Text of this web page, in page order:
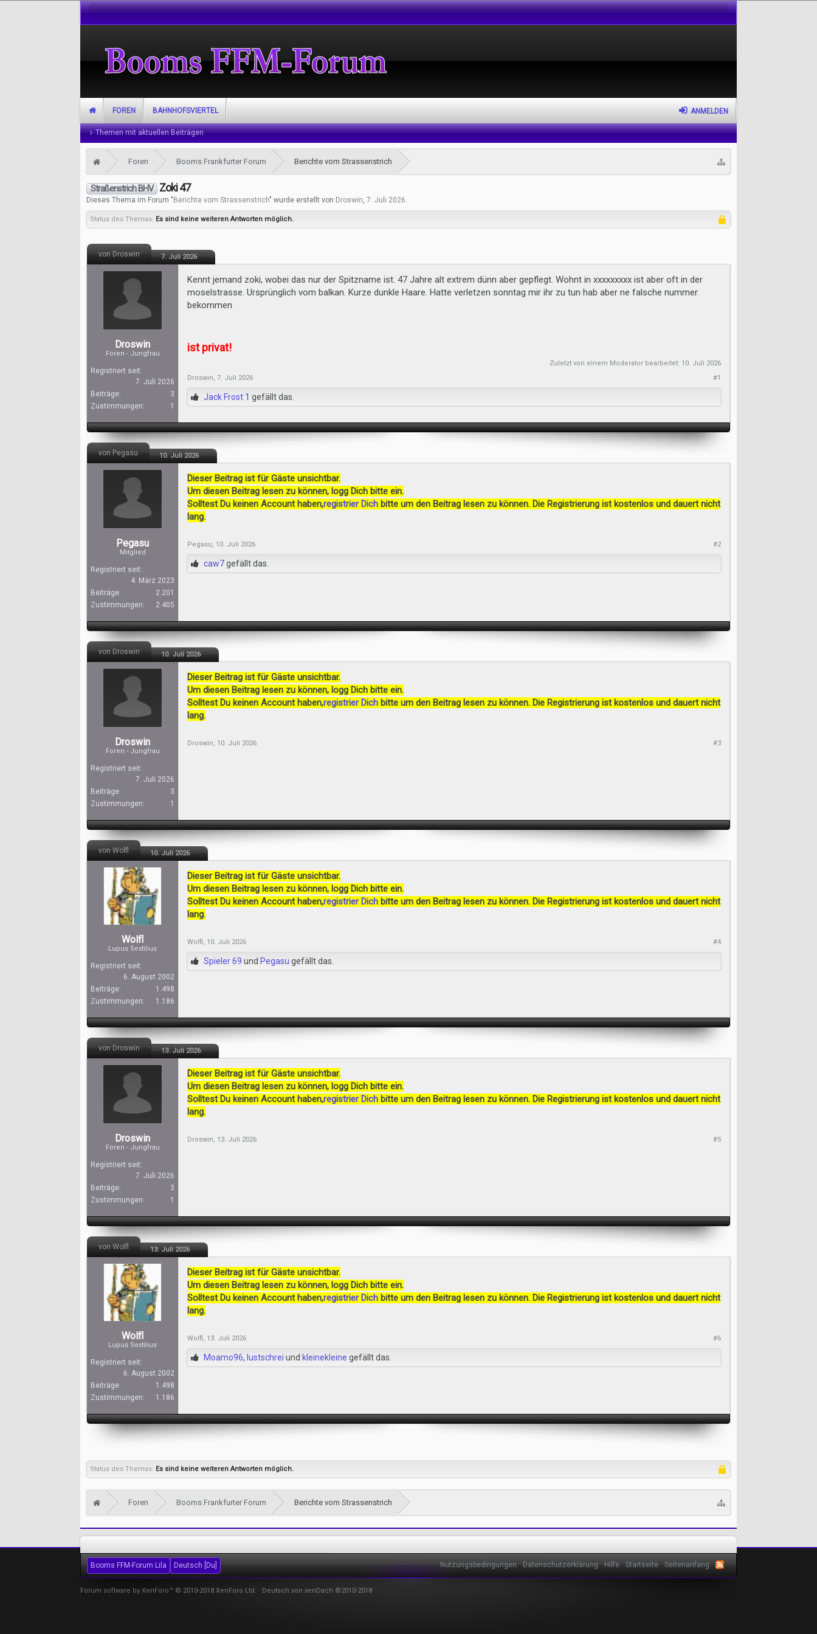
Foren Booms Frankfurter Forum Berichte vom Strassenstrich
Straßenstrich BHV Zoki 47
Dieses Thema im Forum " Berichte vom Strassenstrich" wurde erstellt von Droswin, 7. Juli 2026.
Status des Themas: Es sind keine weiteren Antworten möglich.
von Droswin 7. Juli 2026
Droswin
Foren - Jungfrau
Registriert seit:
7. Juli 2026
Beiträge:
3
Zustimmungen:
1
Kennt jemand zoki, wobei das nur der Spitzname ist. 47 Jahre alt extrem dünn aber gepflegt. Wohnt in xxxxxxxxx ist aber oft in der
moselstrasse. Ursprünglich vom balkan. Kurze dunkle Haare. Hatte verletzen sonntag mir ihr zu tun hab aber ne falsche nummer
bekommen
ist privat!
Zuletzt von einem Moderator bearbeitet: 10. Juli 2026
Droswin, 7. Juli 2026 #1
Jack Frost 1 gefällt das.
von Pegasu 10. Juli 2026
Pegasu
Mitglied
Registriert seit:
4. März 2023
Beiträge:
2.201
Zustimmungen:
2.405
Dieser Beitrag ist für Gäste unsichtbar.
Um diesen Beitrag lesen zu können, logg Dich bitte ein.
Solltest Du keinen Account haben,registrier Dich bitte um den Beitrag lesen zu können. Die Registrierung ist kostenlos und dauert nicht
lang.
Pegasu, 10. Juli 2026 #2
caw7gefällt das.
von Droswin 10. Juli 2026
Droswin
Foren - Jungfrau
Registriert seit:
7. Juli 2026
Beiträge:
3
Zustimmungen:
1
Dieser Beitrag ist für Gäste unsichtbar.
Um diesen Beitrag lesen zu können, logg Dich bitte ein.
Solltest Du keinen Account haben,registrier Dich bitte um den Beitrag lesen zu können. Die Registrierung ist kostenlos und dauert nicht
lang.
Droswin, 10. Juli 2026 #3
von Wolfl 10. Juli 2026
Wolfl
Lupus Sextilius
Registriert seit:
6. August 2002
Beiträge:
1.498
Zustimmungen:
1.186
Dieser Beitrag ist für Gäste unsichtbar.
Um diesen Beitrag lesen zu können, logg Dich bitte ein.
Solltest Du keinen Account haben,registrier Dich bitte um den Beitrag lesen zu können. Die Registrierung ist kostenlos und dauert nicht
lang.
Wolfl, 10. Juli 2026 #4
Spieler 69 und Pegasu gefällt das.
von Droswin 13. Juli 2026
Droswin
Foren - Jungfrau
Registriert seit:
7. Juli 2026
Beiträge:
3
Zustimmungen:
1
Dieser Beitrag ist für Gäste unsichtbar.
Um diesen Beitrag lesen zu können, logg Dich bitte ein.
Solltest Du keinen Account haben,registrier Dich bitte um den Beitrag lesen zu können. Die Registrierung ist kostenlos und dauert nicht
lang.
Droswin, 13. Juli 2026 #5
von Wolfl 13. Juli 2026
Wolfl
Lupus Sextilius
Registriert seit:
6. August 2002
Beiträge:
1.498
Zustimmungen:
1.186
Dieser Beitrag ist für Gäste unsichtbar.
Um diesen Beitrag lesen zu können, logg Dich bitte ein.
Solltest Du keinen Account haben,registrier Dich bitte um den Beitrag lesen zu können. Die Registrierung ist kostenlos und dauert nicht
lang.
Wolfl, 13. Juli 2026 #6
Moamo96, lustschrei und kleinekleine gefällt das.
Status des Themas: Es sind keine weiteren Antworten möglich.
Foren Booms Frankfurter Forum Berichte vom Strassenstrich
FOREN
Themen mit aktuellen Beiträgen
BAHNHOFSVIERTEL ANMELDEN
Booms FFM-Forum Lila Deutsch [Du] Nutzungsbedingungen Datenschutzerklärung Hilfe Startseite Seitenanfang
Forum software by XenForo™ © 2010-2018 XenForo Ltd. - Deutsch von xenDach ©2010-2018